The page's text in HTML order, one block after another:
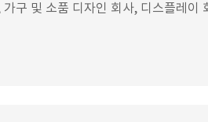
구 및 소품 디자인 회사, 디스플레이